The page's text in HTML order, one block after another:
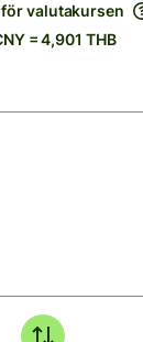
valutakursen
= 4,901 THB